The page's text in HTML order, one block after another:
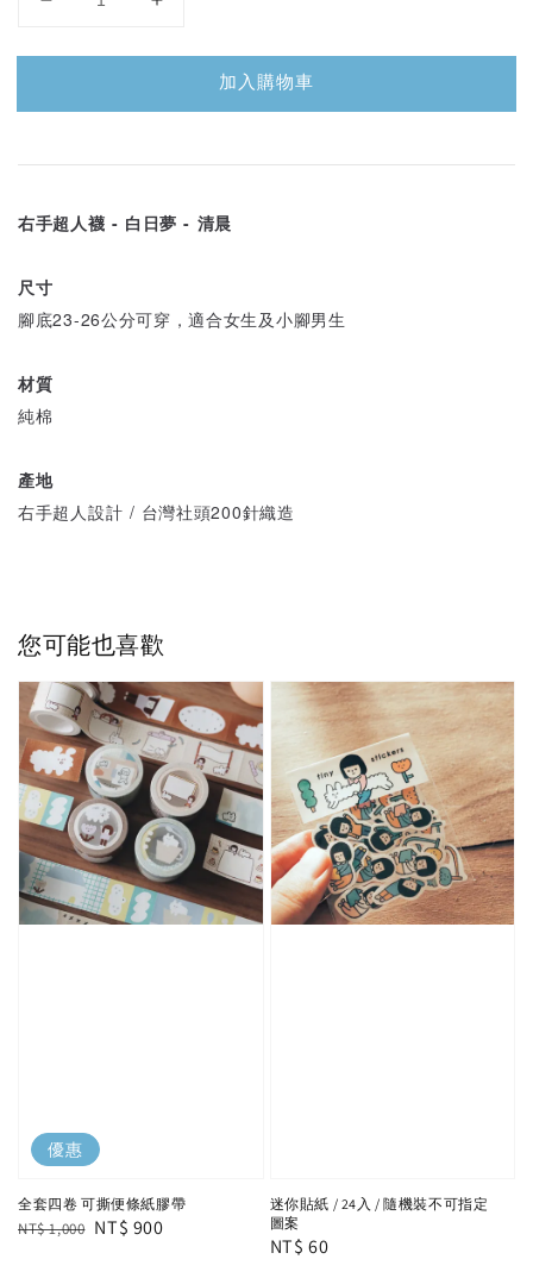
加入購物車
右手超人襪 - 白日夢 - 清晨
尺寸
腳底23-26公分可穿，適合女生及小腳男生
材質
純棉
產地
右手超人設計 / 台灣社頭200針織造
您可能也喜歡
優惠
全套四卷 可撕便條紙膠帶
Regular
NT$ 1,000 Sale
NT$ 900
迷你貼紙 / 24入 / 隨機裝不可指定
圖案
Regular
NT$ 60